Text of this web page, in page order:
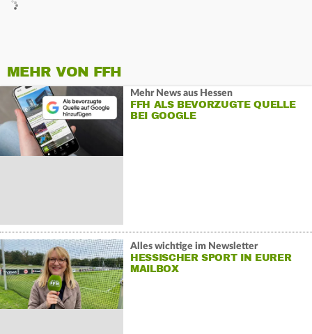
MEHR VON FFH
Mehr News aus Hessen
FFH ALS BEVORZUGTE QUELLE
BEI GOOGLE
Alles wichtige im Newsletter
HESSISCHER SPORT IN EURER
MAILBOX